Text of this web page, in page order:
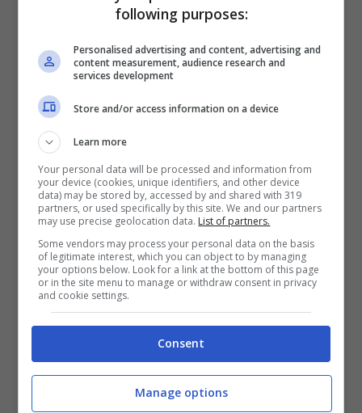
A questo punto i tifosi possono
assolutamente sognare, con dodici nuovi
mesi a disposizione e tanti tornei da
giocare a partire dagliAustralian Open che
inizieranno domenica 14 gennaio
tennista italiano può davvero diventare il
migliore ed ora anche chi lo precede nella
speciale classifica mondiale non pare più
imbattibile. La conferma per la gioia dei
following purposes:
Personalised advertising and content, advertising and
content measurement, audience research and
services development
Store and/or access information on a device
Learn more
Your personal data will be processed and information from
your device (cookies, unique identifiers, and other device
data) may be stored by, accessed by and shared with 319
partners, or used specifically by this site. We and our partners
may use precise geolocation data. List of partners.
Some vendors may process your personal data on the basis
of legitimate interest, which you can object to by managing
your options below. Look for a link at the bottom of this page
or in the site menu to manage or withdraw consent in privacy
and cookie settings.
Consent
Manage options